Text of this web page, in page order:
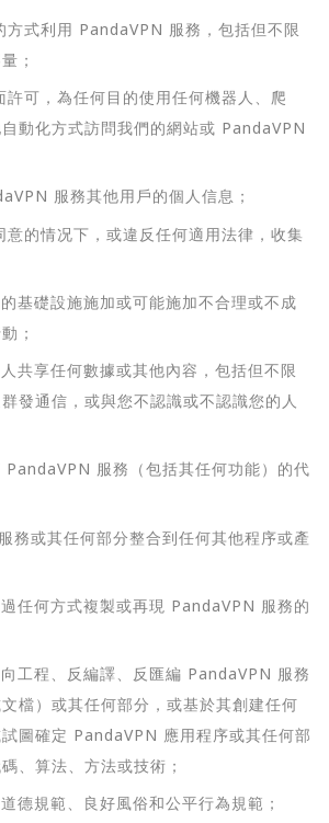
式利用 PandaVPN 服務，包括但不限
；
可，為任何目的使用任何機器人、爬
動化方式訪問我們的網站或 PandaVPN
服務其他用戶的個人信息；
的情况下，或違反任何適用法律，收集
基礎設施施加或可能施加不合理或不成
；
共享任何數據或其他內容，包括但不限
發通信，或與您不認識或不認識您的人
服務（包括其任何功能）的代
務或其任何部分整合到任何其他程序或產
任何方式複製或再現 PandaVPN 服務的
工程、反編譯、反匯編 PandaVPN 服務
文檔）或其任何部分，或基於其創建任何
圖確定 PandaVPN 應用程序或其任何部
、算法、方法或技術；
德規範、良好風俗和公平行為規範；